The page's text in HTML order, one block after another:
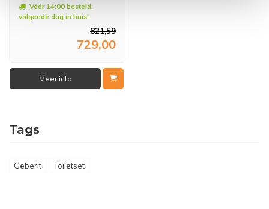
Vóór 14:00 besteld,
volgende dag in huis!
821,59
729,00
Meer info
Tags
Geberit Toiletset